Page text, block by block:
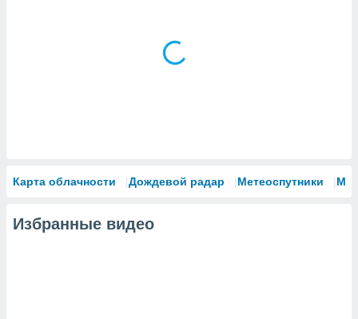
Карта облачности Дождевой радар Метеоспутники
Избранные видео